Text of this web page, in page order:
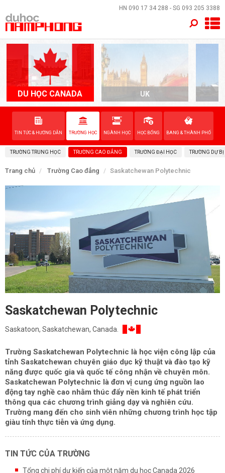
HN 090 17 34 288 - SG 093 205 3388
DU HỌC CANADA UK
TIN TỨC & HƯỚNG DẪN TRƯỜNG HỌC NGÀNH HỌC HỌC BỔNG BANG & THÀNH PHỐ
TRƯỜNG TRUNG HỌC TRƯỜNG CAO ĐẲNG TRƯỜNG ĐẠI HỌC TRƯỜNG DỰ BỊ
Trang chủ Trường Cao đẳng Saskatchewan Polytechnic
Saskatchewan Polytechnic
Saskatoon, Saskatchewan, Canada.
Trường Saskatchewan Polytechnic là học viện công lập của
tỉnh Saskatchewan chuyên giáo dục kỹ thuật và đào tạo kỹ
năng được quốc gia và quốc tế công nhận về chuyên môn.
Saskatchewan Polytechnic là đơn vị cung ứng nguồn lao
động tay nghề cao nhằm thúc đẩy nền kinh tế phát triển
thông qua các chương trình giảng dạy và nghiên cứu.
Trường mang đến cho sinh viên những chương trình học tập
giàu tính thực tiễn và ứng dụng.
TIN TỨC CỦA TRƯỜNG
Tổng chi phí dự kiến của một năm du học Canada 2026
×
TRANG CHỦ
QUỐC GIA
EVENTS
DỊCH VỤ
VỀ NAM PHONG